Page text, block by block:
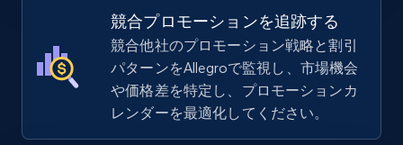
TikTok Shop
URL, Title, Available, Description, Currency, Initial
price, Final price, Discount percent, and more.
5.4K+ 668+ 今すぐ始める
競合プロモーションを追跡する
競合他社のプロモーション戦略と割引
パターンをAllegroで監視し、市場機会
や価格差を特定し、プロモーションカ
レンダーを最適化してください。